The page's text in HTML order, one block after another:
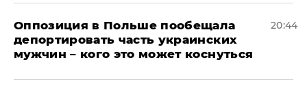
Оппозиция в Польше пообещала
депортировать часть украинских
мужчин – кого это может коснуться
20:44